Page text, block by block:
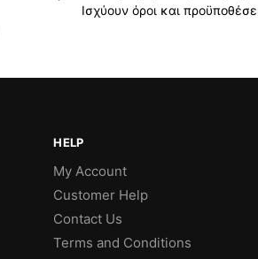
Ισχύουν όροι και
HELP
My Account
Customer Help
Contact Us
Terms and Conditions